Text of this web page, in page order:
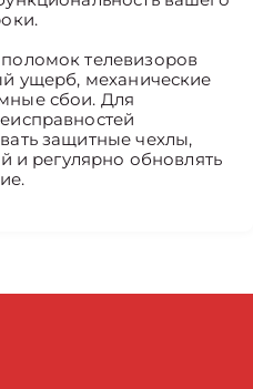
телевизоров
ущерб, механические
сбои. Для
защитные чехлы,
и регулярно обновлять